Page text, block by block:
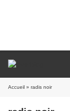
Accueil » radis noir